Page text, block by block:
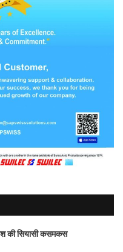
की सियासी कसमकस